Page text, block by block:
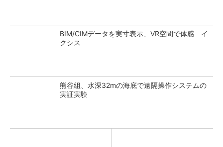
BIM/CIMデータを実寸表示、VR空間で体感 イ
クシス
熊谷組、水深32mの海底で遠隔操作システムの
実証実験